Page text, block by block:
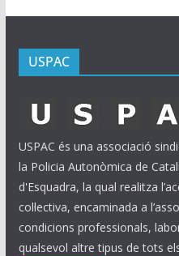
USPAC
USPAC és una associació
la Policia Autonòmica de
d'Esquadra, la qual realitza
col·lectiva, encaminada a
condicions professionals,
qualsevol altre tipus de tots